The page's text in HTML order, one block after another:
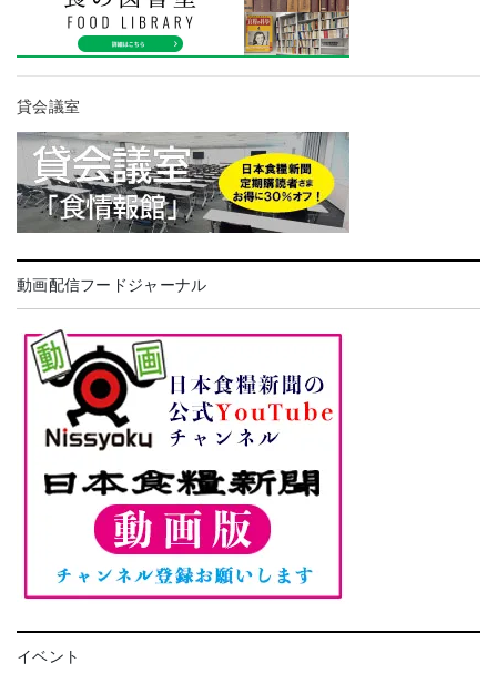
貸会議室
動画配信フードジャーナル
イベント